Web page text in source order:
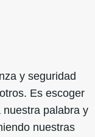
y seguridad
Es escoger
palabra y
nuestras